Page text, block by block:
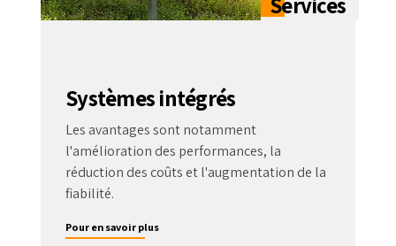
Systèmes intégrés
Les avantages sont notamment
l'amélioration des performances, la
réduction des coûts et l'augmentation de la
fiabilité.
Pour en savoir plus